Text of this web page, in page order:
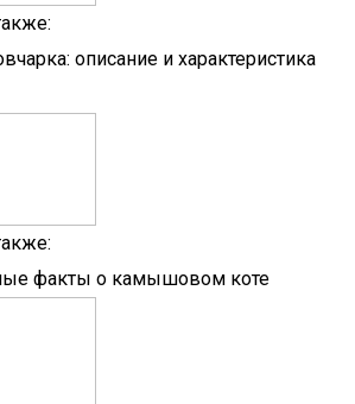
описание и характеристика
факты о камышовом коте